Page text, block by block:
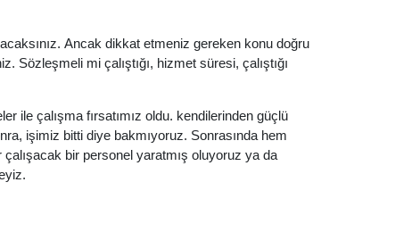
Ancak dikkat etmeniz gereken konu doğru
Sözleşmeli mi çalıştığı, hizmet süresi, çalıştığı
ile çalışma fırsatımız oldu. kendilerinden güçlü
işimiz bitti diye bakmıyoruz. Sonrasında hem
bir personel yaratmış oluyoruz ya da